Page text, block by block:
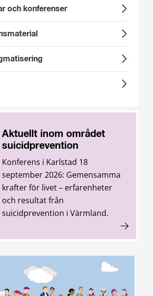
och konferenser
Aktuellt inom området
suicidprevention
Konferens i Karlstad 18
september 2026: Gemensamma
krafter för livet – erfarenheter
och resultat från
suicidprevention i Värmland.